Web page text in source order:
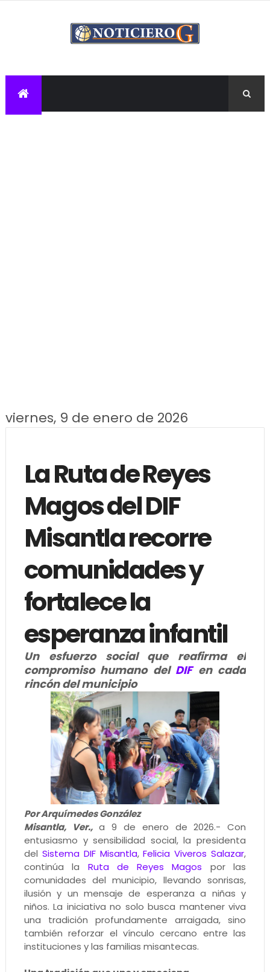
viernes, 9 de enero de 2026
La Ruta de Reyes
Magos del DIF
Misantla recorre
comunidades y
fortalece la
esperanza infantil
Un esfuerzo social que reafirma el
compromiso humano del DIFen cada
rincón del municipio
Por Arquímedes González
Misantla, Ver.,a 9 de enero de 2026.- Con
entusiasmo y sensibilidad social, la presidenta
del Sistema DIF Misantla,Felicia Viveros Salazar,
continúa la Ruta de Reyes Magos por las
comunidades del municipio, llevando sonrisas,
ilusión y un mensaje de esperanza a niñas y
niños. La iniciativa no solo busca mantener viva
una tradición profundamente arraigada, sino
también reforzar el vínculo cercano entre las
instituciones y las familias misantecas.